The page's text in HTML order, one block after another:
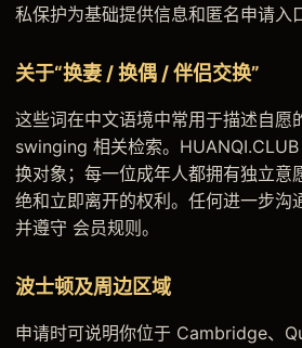
私保护为基础提供信息和匿名申请入
关于“换妻 / 换偶 / 伴侣交换”
这些词在中文语境中常用于描述自愿
swinging 相关检索。
换对象；每一位成年人都拥有独立意
绝和立即离开的权利。任何进一步沟
并遵守 会员规则 。
波士顿及周边区域
申请时可说明你位于 Cambridge、